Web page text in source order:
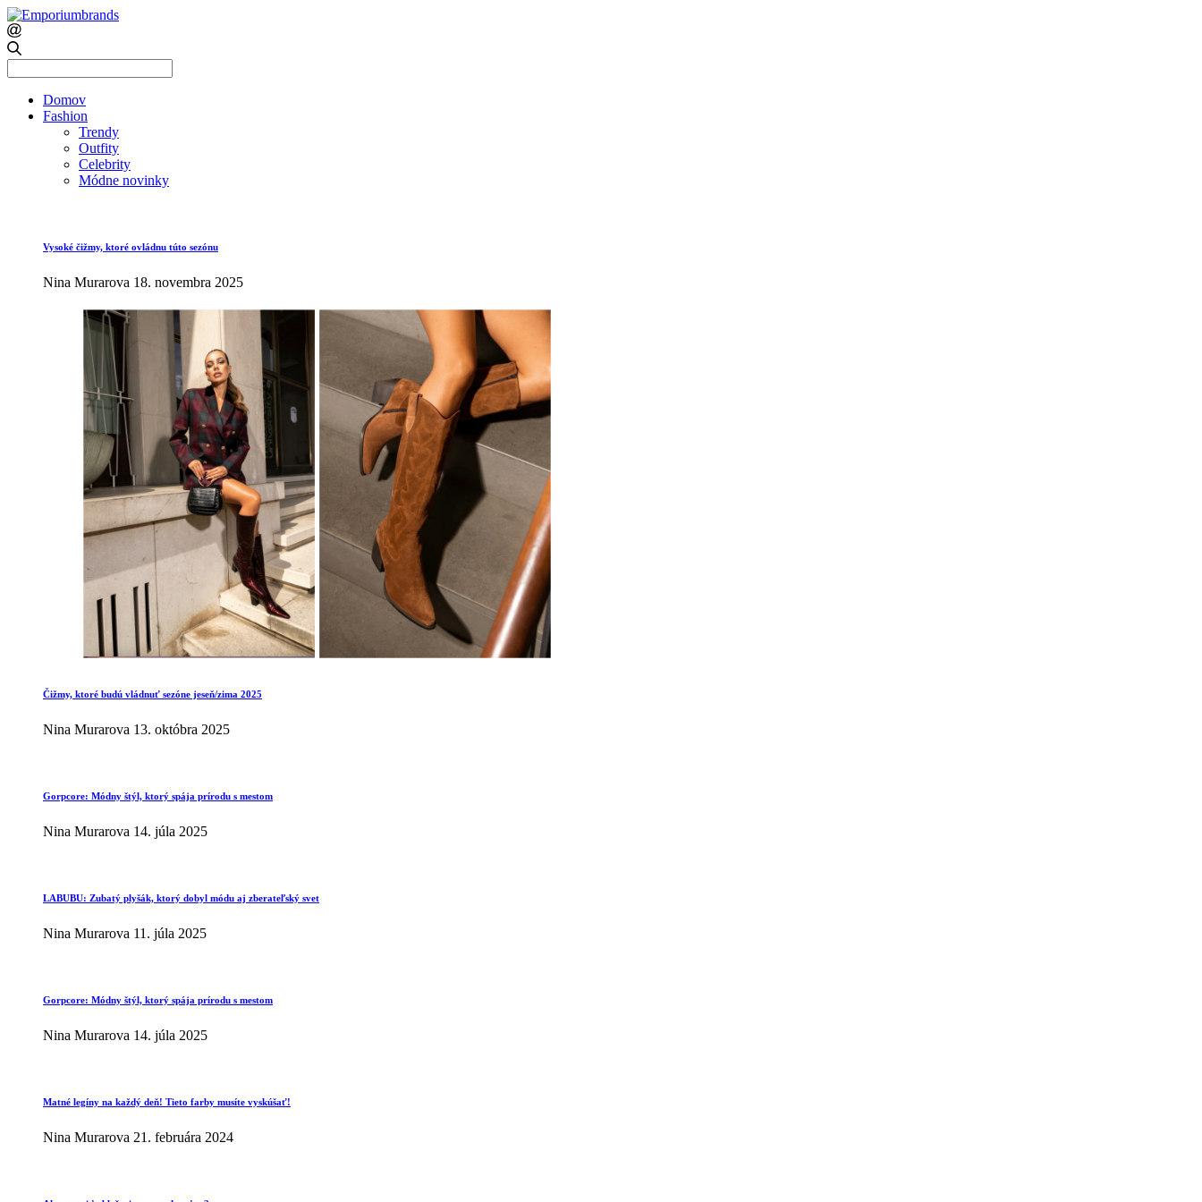
for:
Domov
Fashion
Trendy
Outfity
Celebrity
Módne novinky
Vysoké čižmy, ktoré ovládnu túto sezónu
Nina Murarova 18. novembra 2025
Čižmy, ktoré budú vládnuť sezóne jeseň/zima 2025
Nina Murarova 13. októbra 2025
Gorpcore: Módny štýl, ktorý spája prírodu s mestom
Nina Murarova 14. júla 2025
LABUBU: Zubatý plyšák, ktorý dobyl módu aj zberateľský svet
Nina Murarova 11. júla 2025
Gorpcore: Módny štýl, ktorý spája prírodu s mestom
Nina Murarova 14. júla 2025
Matné legíny na každý deň! Tieto farby musíte vyskúšať!
Nina Murarova 21. februára 2024